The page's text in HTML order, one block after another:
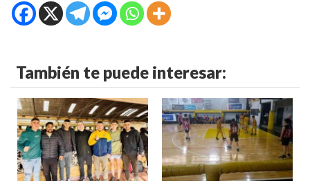
También te puede interesar: